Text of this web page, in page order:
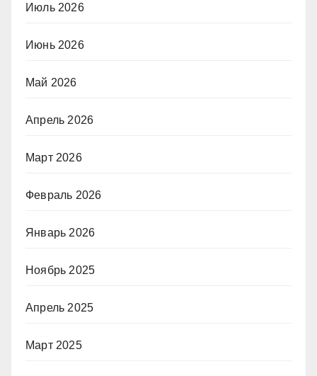
Июль 2026
Июнь 2026
Май 2026
Апрель 2026
Март 2026
Февраль 2026
Январь 2026
Ноябрь 2025
Апрель 2025
Март 2025